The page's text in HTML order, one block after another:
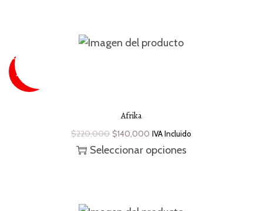
SUPER
-36 %
Afrika
$220,000 $140,000 IVA Incluido
Seleccionar opciones